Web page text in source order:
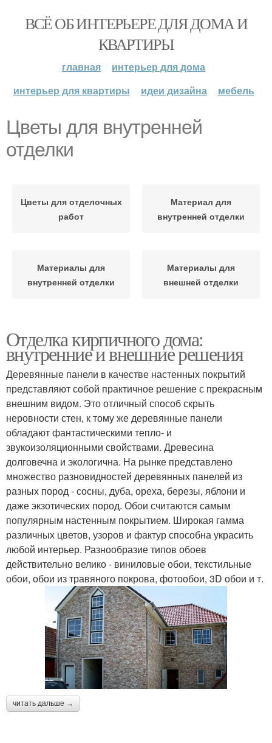
ВСЁ ОБ ИНТЕРЬЕРЕ ДЛЯ ДОМА И
КВАРТИРЫ
главная
интерьер для дома
интерьер для квартиры
идеи дизайна мебель
Цветы для внутренней
отделки
Цветы для отделочных
работ
Материал для
внутренней отделки
Материалы для
внутренней отделки
Материалы для
внешней отделки
Отделка кирпичного дома:
внутренние и внешние решения
Деревянные панели в качестве настенных покрытий
представляют собой практичное решение с прекрасным
внешним видом. Это отличный способ скрыть
неровности стен, к тому же деревянные панели
обладают фантастическими тепло- и
звукоизоляционными свойствами. Древесина
долговечна и экологична. На рынке представлено
множество разновидностей деревянных панелей из
разных пород - сосны, дуба, ореха, березы, яблони и
даже экзотических пород. Обои считаются самым
популярным настенным покрытием. Широкая гамма
различных цветов, узоров и фактур способна украсить
любой интерьер. Разнообразие типов обоев
действительно велико - виниловые обои, текстильные
обои, обои из травяного покрова, фотообои, 3D обои и т.
читать дальше →